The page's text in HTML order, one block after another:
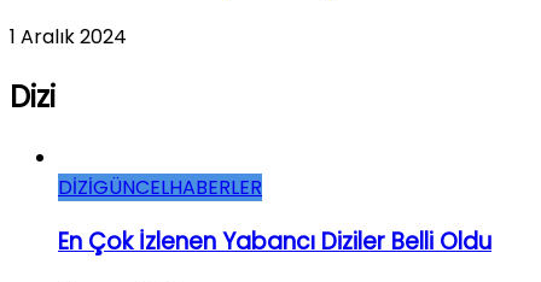
1 Aralık 2024
Dizi
DİZİGÜNCELHABERLER
En Çok İzlenen Yabancı Diziler Belli Oldu